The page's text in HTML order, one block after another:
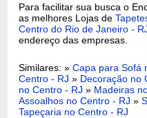
Para facilitar sua busca o
as melhores Lojas de
Centro do Rio de Janeiro -
endereço das empresas.
Similares: »Capa para Sofá
Centro - RJ » Decoração no
no Centro - RJ » Madeiras
Assoalhos no Centro - RJ »
Tapeçaria no Centro - RJ